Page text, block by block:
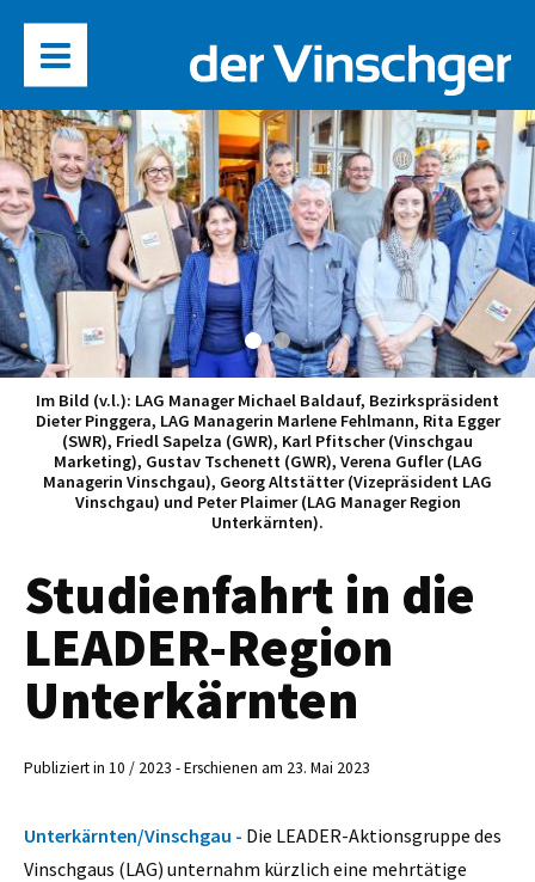
Im Bild (v.l.): LAG Manager Michael Baldauf, Bezirkspräsident
Dieter Pinggera, LAG Managerin Marlene Fehlmann, Rita Egger
(SWR), Friedl Sapelza (GWR), Karl Pfitscher (Vinschgau
Marketing), Gustav Tschenett (GWR), Verena Gufler (LAG
Managerin Vinschgau), Georg Altstätter (Vizepräsident LAG
Vinschgau) und Peter Plaimer (LAG Manager Region
Unterkärnten).
Studienfahrt in die
LEADER-Region
Unterkärnten
Publiziert in 10 / 2023 - Erschienen am 23. Mai 2023
Unterkärnten/Vinschgau - Die LEADER-Aktionsgruppe des
Vinschgaus (LAG) unternahm kürzlich eine mehrtätige